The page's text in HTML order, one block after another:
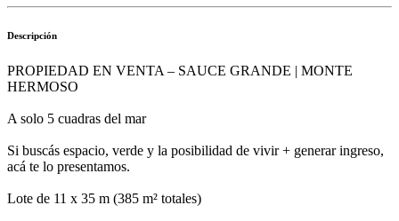
Descripción
PROPIEDAD EN VENTA – SAUCE GRANDE | MONTE
HERMOSO
A solo 5 cuadras del mar
Si buscás espacio, verde y la posibilidad de vivir + generar ingreso,
acá te lo presentamos.
Lote de 11 x 35 m (385 m² totales)